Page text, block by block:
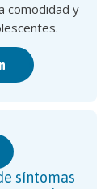
comodidad y
síntomas